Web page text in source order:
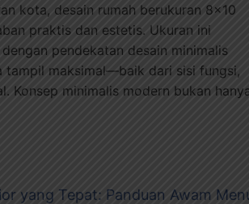
kota, desain rumah berukuran 8×10
praktis dan estetis. Ukuran ini
pendekatan desain minimalis
tampil maksimal—baik dari sisi fungsi,
Konsep minimalis modern bukan
yang Tepat: Panduan Awam